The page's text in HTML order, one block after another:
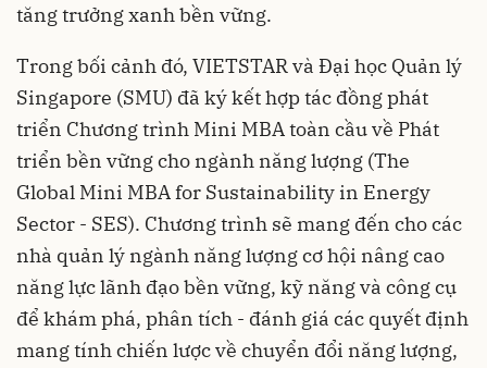
tăng trưởng xanh bền vững.
Trong bối cảnh đó, VIETSTAR và Đại học Quản lý
Singapore (SMU) đã ký kết hợp tác đồng phát
triển Chương trình Mini MBA toàn cầu về Phát
triển bền vững cho ngành năng lượng (The
Global Mini MBA for Sustainability in Energy
Sector - SES). Chương trình sẽ mang đến cho các
nhà quản lý ngành năng lượng cơ hội nâng cao
năng lực lãnh đạo bền vững, kỹ năng và công cụ
để khám phá, phân tích - đánh giá các quyết định
mang tính chiến lược về chuyển đổi năng lượng,